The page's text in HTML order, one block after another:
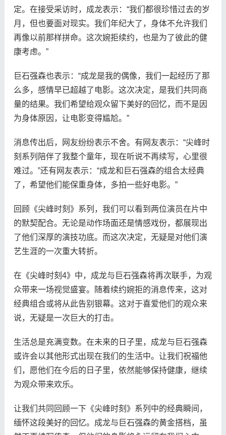
定。在接受采访时，成龙表示：“我们都很珍惜过去的岁
月，但也要面对现实。我们年纪大了，身体不允许我们
再像以前那样拼命。这次婉拒续约，也是为了彼此的健
康考虑。”
巨石强森也表示：“成龙是我的偶像，我们一起经历了那
么多，感情早已超越了电影。这次决定，是我们共同商
量的结果。我们希望给观众留下美好的回忆，而不是因
为身体原因，让电影变得尴尬。”
消息传出后，网友纷纷表示不舍。有网友表示：“尖峰时
刻系列陪伴了我整个童年，现在听说不再续写，心里很
难过。”还有网友表示：“成龙和巨石强森的组合太经典
了，希望他们能保重身体，多拍一些好电影。”
回顾《尖峰时刻》系列，我们可以看到两位演员在片中
的默契配合。无论是动作场面还是情感戏份，都展现出
了他们深厚的演技功底。而这次决定，无疑是对他们演
艺生涯的一次重大转折。
在《尖峰时刻4》中，成龙与巨石强森将再次联手，为观
众带来一场视觉盛宴。随着续约婉拒的消息传来，这对
经典组合或将从此告别银幕。这对于喜爱他们的观众来
说，无疑是一次巨大的打击。
生活总是充满变数。在未来的日子里，成龙与巨石强森
或许会以其他形式出现在我们的生活中。让我们祝福他
们，愿他们在今后的日子里，依然能够保持健康，继续
为观众带来欢乐。
让我们共同回顾一下《尖峰时刻》系列中的经典瞬间，
缅怀这段美好的回忆。成龙与巨石强森的黄金搭档，虽